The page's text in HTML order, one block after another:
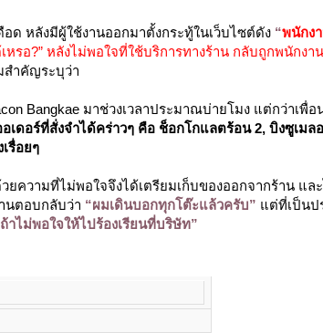
ด หลังมีผู้ใช้งานออกมาตั้งกระทู้ในเว็บไซต์ดัง “พนักง
หรอ?” หลังไม่พอใจที่ใช้บริการทางร้าน กลับถูกพนักงา
สำคัญระบุว่า
Bangkae มาช่วงเวลาประมาณบ่ายโมง แต่กว่าเพื่อ
เดอร์ที่สั่งจำได้คร่าวๆ คือ ช็อกโกแลตร้อน 2, บิงซูเมล
รื่อยๆ
ยความที่ไม่พอใจจึงได้เตรียมเก็บของออกจากร้าน แล
นตอบกลับว่า “ผมเดินบอกทุกโต๊ะแล้วครับ” แต่ที่เป็นป
ไม่พอใจให้ไปร้องเรียนที่บริษัท”